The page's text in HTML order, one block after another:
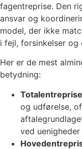
fagentreprise. Den
ansvar og
model, der ikke
i fejl, forsinkelser og
Her er de mest
betydning:
Totalentreprise
og udførelse,
ved